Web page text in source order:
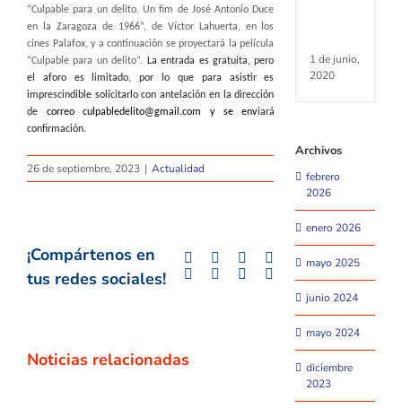
“Culpable para un delito. Un fim de José Antonio Duce
en la Zaragoza de 1966”, de Víctor Lahuerta, en los
cines Palafox, y a continuación se proyectará la película
“Culpable para un delito”. La entrada es gratuita, pero
el aforo es limitado,por lo que para asistir es
imprescindible solicitarlo con antelación en la dirección
de correoculpabledelito@gmail.com y se enviará
confirmación.
26 de septiembre, 2023 | Actualidad
¡Compártenos en
tus redes sociales!
Facebook
TwitterLinkedInWhatsapp
Google+
TumblrPinterest
Noticias relacionadas
1 de junio,
2020
Archivos
febrero
2026
enero 2026
mayo 2025
junio 2024
mayo 2024
diciembre
2023